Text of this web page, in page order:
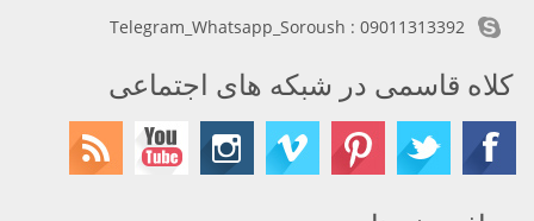
Telegram_Whatsapp_Soroush : 09011313392
کلاه قاسمی در شبکه های اجتماعی